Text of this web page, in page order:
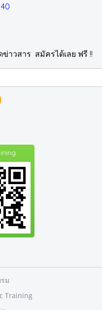
าวสาร สมัครได้เลย ฟรี !!
ม
Training